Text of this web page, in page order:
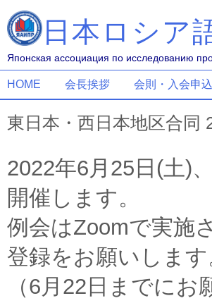
日本ロシア
Японская ассоциация по исследованию
HOME 会長挨拶 会則・入会申込
東日本・西日本地区合同
2022年6月25日(土)
開催します。
例会はZoomで実施
登録をお願いします
（6月22日までに